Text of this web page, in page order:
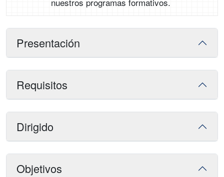
Presentación
Requisitos
Dirigido
Objetivos